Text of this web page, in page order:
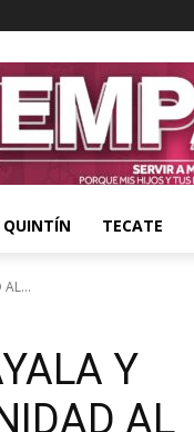
QUINTÍN TECATE
AL...
Y
AL